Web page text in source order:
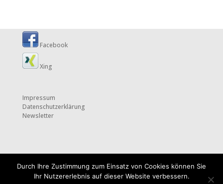
Facebook
Xing
Impressum
Datenschutzerklärung
Newsletter
Durch Ihre Zustimmung zum Einsatz von Cookies können Sie
Ihr Nutzererlebnis auf dieser Website verbessern.